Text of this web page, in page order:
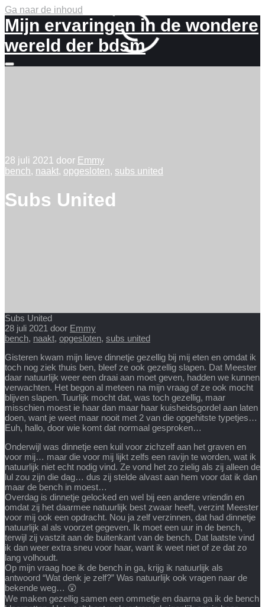
Ga naar de inhoud
Mijn ervaringen in de wondere
wereld der bdsm
Meer
28 juli 2021 door Emmy
bench, naakt, opgesloten, subs united
Subs United
Subs United
28 juli 2021 door Emmy
bench, naakt, opgesloten, subs united
Gisteren kwam mijn lieve dinnetje gezellig bij mij eten en omdat ik
toch nog ziek thuis ben, bleef ze ook gezellig slapen. Dat Meester
daar natuurlijk weer een draai aan moet geven, hadden we kunnen
verwachten. Het begon al meteen na mijn vraag of ze ook mocht
blijven slapen. Tuurlijk mocht dat, was toch gezellig, maar
misschien moest ie haar dan maar haar kuisheidsgordel aan laten
doen, want je weet maar nooit met 2 van die opgehitste typetjes…
Euh, hallo, door wie komt dat normaal gesproken…
Onderwijl was dinnetje een kuil voor zichzelf aan het graven en
voor mij… maar die voor mij lijkt zelfs een ravijn te worden, wat ik
natuurlijk niet echt nodig vind. Ze vond het zo zielig als zij alleen de
lul zou zijn die dag… dus zij stelde alvast aan hem voor dat ik dan
maar de bench in moest…
Overdag is dinnetje gelocked en wel bij een andere vriendin en
omdat zij het daarmee natuurlijk best zwaar heeft, verzint Meester
voor mij ook een opdracht. Nou ja zelf verzinnen, dat had dinnetje
natuurlijk al als voorzet gegeven. Ik moet een uur in de bench,
terwijl zij vastzit aan de buitenkant van de bench. Dat laatste vind
ik dan weer extra sneu voor haar, want ik weet niet of ze dat zo
lang volhoudt.
Op mijn vraag hoe ik de bench in ga, krijg ik natuurlijk als
antwoord “Wat denk je zelf?” Was natuurlijk ook vragen naar de
bekende weg… 😲
We maken gezellig samen een ommetje en daarna ga ik de bench